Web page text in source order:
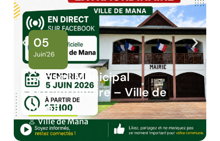
05
Juin'26
Conseil Municipal
Extraordinaire – Ville de
Mana …
Ville de Mana